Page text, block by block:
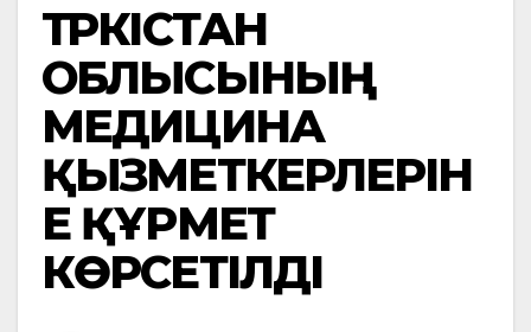
ТҮРКІСТАН
ОБЛЫСЫНЫҢ
МЕДИЦИНА
ҚЫЗМЕТКЕРЛЕРІН
Е ҚҰРМЕТ
КӨРСЕТІЛДІ